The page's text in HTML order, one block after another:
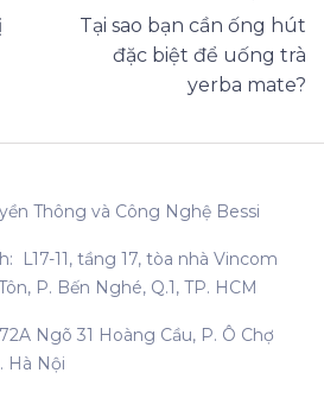
Tại sao bạn cần ống hút
đặc biệt để uống trà
yerba mate?
Thông và Công Nghệ Bessi
L17-11, tầng 17, tòa nhà Vincom
P. Bến Nghé, Q.1, TP. HCM
Ngõ 31 Hoàng Cầu, P. Ô Chợ
Hà Nội